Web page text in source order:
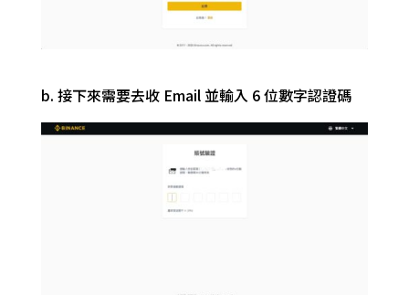
b. 接下來需要去收 Email 並輸入 6 位數字認證碼